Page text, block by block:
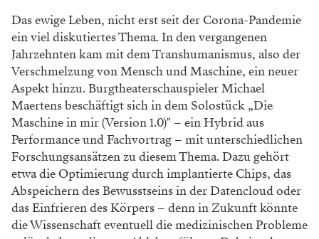
Das ewige Leben, nicht erst seit der Corona-Pandemie
ein viel diskutiertes Thema. In den vergangenen
Jahrzehnten kam mit dem Transhumanismus, also der
Verschmelzung von Mensch und Maschine, ein neuer
Aspekt hinzu. Burgtheaterschauspieler Michael
Maertens beschäftigt sich in dem Solostück „Die
Maschine in mir (Version 1.0)" – ein Hybrid aus
Performance und Fachvortrag – mit unterschiedlichen
Forschungsansätzen zu diesem Thema. Dazu gehört
etwa die Optimierung durch implantierte Chips, das
Abspeichern des Bewusstseins in der Datencloud oder
das Einfrieren des Körpers – denn in Zukunft könnte
die Wissenschaft eventuell die medizinischen Probleme